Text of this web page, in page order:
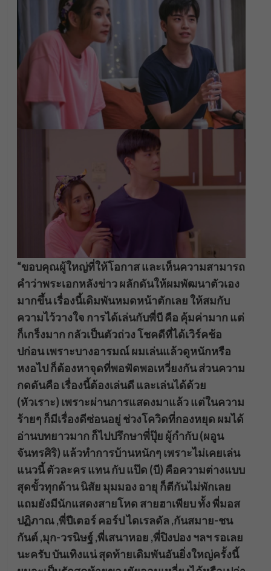
“ขอบคุณผู้ใหญ่ที่ให้โอกาส และเห็นความสามารถ
คำว่าพระเอกหลังข่าว ผลักดันให้ผมพัฒนาตัวเอง
มากขึ้น เรื่องนี้เดิมพันหมดหน้าตักเลย ให้สมกับ
ความไว้วางใจ การได้เล่นกับพี่บี คือ คุ้มค่ามาก แต่
ก็เกร็งมาก กลัวเป็นตัวถ่วง โชคดีที่ได้เวิร์คช้อ
ปก่อน เพราะบางอารมณ์ ผมเล่นแล้วดูหนักหรือ
หงอไป ก็ต้องหาจุดที่พอฟัดพอเหวี่ยงกัน ส่วนความ
กดดันคือ เรื่องนี้ต้องเล่นดี และเล่นได้ด้วย
(หัวเราะ) เพราะผ่านการแสดงมาแล้ว แต่ในความ
ร้ายๆ ก็มีเรื่องดีซ่อนอยู่ ช่วงโควิดที่กองหยุด ผมได้
อ่านบทยาวมาก ก็ไปปรึกษาพี่ปุ๊ย ผู้กำกับ (ผอูน
จันทรศิริ) แล้วทำการบ้านหนักๆ เพราะไม่เคยเล่น
แนวนี้ ตัวละคร แทน กับ แป๊ด (บี) คือความต่างแบบ
สุดขั้วทุกด้าน นิสัย มุมมอง อายุ ก็ตีกันไม่พักเลย
แถมยังมีนักแสดงสายโหด สายฮาเพียบ ทั้ง พี่มอส
ปฏิภาณ ,พี่ปีเตอร์ คอร์ป ไดเรลดัล ,กันสมาย-ชน
กันต์ ,มุก-วรนิษฐ์ ,พี่เสนาหอย ,พี่ปิงปอง ฯลฯ รอเลย
นะครับ บันเทิงแน่ สุดท้ายเดิมพันอันยิ่งใหญ่ครั้งนี้